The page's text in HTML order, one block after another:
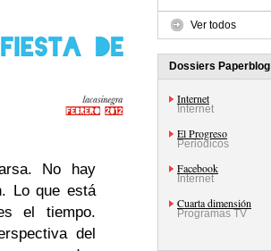
No hay
Lo que está
el tiempo.
del
Ver todos
Dossiers Paperblog
Internet
Internet
El Progreso
Periódicos
Facebook
Internet
Cuarta dimensión
Programas TV